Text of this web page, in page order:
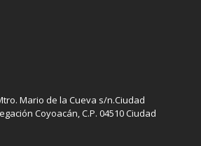
Mario de la Cueva s/n.Ciudad
Coyoacán, C.P. 04510 Ciudad